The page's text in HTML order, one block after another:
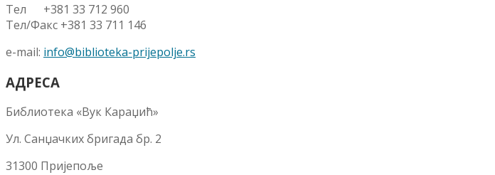
Тел +381 33 712 960
Тел/Факс +381 33 711 146
e-mail: info@biblioteka-prijepolje.rs
АДРЕСА
Библиотека «Вук Караџић»
Ул. Санџачких бригада бр. 2
31300 Пријепоље